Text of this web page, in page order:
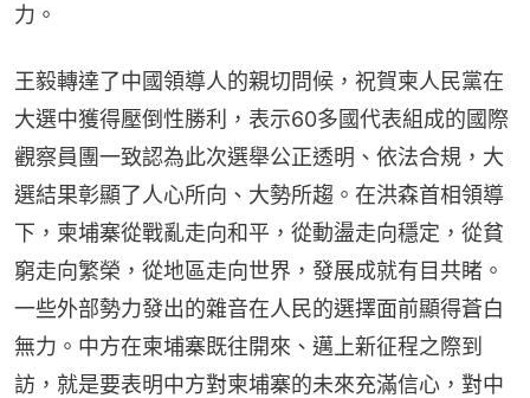
力。
王毅轉達了中國領導人的親切問候，祝賀柬人民黨在
大選中獲得壓倒性勝利，表示60多國代表組成的國際
觀察員團一致認為此次選舉公正透明、依法合規，大
選結果彰顯了人心所向、大勢所趨。在洪森首相領導
下，柬埔寨從戰亂走向和平，從動盪走向穩定，從貧
窮走向繁榮，從地區走向世界，發展成就有目共睹。
一些外部勢力發出的雜音在人民的選擇面前顯得蒼白
無力。中方在柬埔寨既往開來、邁上新征程之際到
訪，就是要表明中方對柬埔寨的未來充滿信心，對中